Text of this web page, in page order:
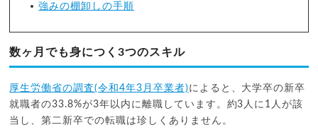
強みの棚卸しの手順
数ヶ月でも身につく3つのスキル
厚生労働省の調査(令和4年3月卒業者) によると、大学卒の新卒
就職者の33.8%が3年以内に離職しています。約3人に1人が該
当し、第二新卒での転職は珍しくありません。